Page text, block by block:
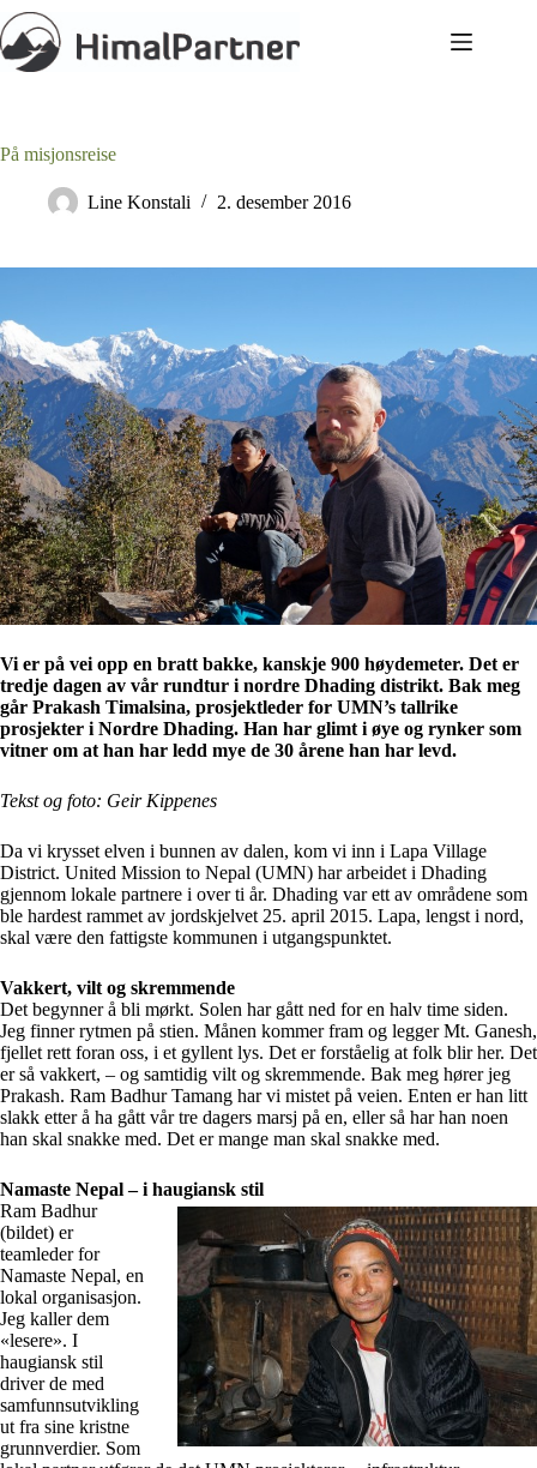
Hopp
til
innholdet
På misjonsreise
Line Konstali 2. desember 2016
Vi er på vei opp en bratt bakke, kanskje 900 høydemeter. Det er
tredje dagen av vår rundtur i nordre Dhading distrikt. Bak meg
går Prakash Timalsina, prosjektleder for UMN’s tallrike
prosjekter i Nordre Dhading. Han har glimt i øye og rynker som
vitner om at han har ledd mye de 30 årene han har levd.
Tekst og foto: Geir Kippenes
Da vi krysset elven i bunnen av dalen, kom vi inn i Lapa Village
District. United Mission to Nepal (UMN) har arbeidet i Dhading
gjennom lokale partnere i over ti år. Dhading var ett av områdene som
ble hardest rammet av jordskjelvet 25. april 2015. Lapa, lengst i nord,
skal være den fattigste kommunen i utgangspunktet.
Vakkert, vilt og skremmende
Det begynner å bli mørkt. Solen har gått ned for en halv time siden.
Jeg finner rytmen på stien. Månen kommer fram og legger Mt. Ganesh,
fjellet rett foran oss, i et gyllent lys. Det er forståelig at folk blir her. Det
er så vakkert, – og samtidig vilt og skremmende. Bak meg hører jeg
Prakash. Ram Badhur Tamang har vi mistet på veien. Enten er han litt
slakk etter å ha gått vår tre dagers marsj på en, eller så har han noen
han skal snakke med. Det er mange man skal snakke med.
Namaste Nepal – i haugiansk stil
Ram Badhur
(bildet) er
teamleder for
Namaste Nepal, en
lokal organisasjon.
Jeg kaller dem
«lesere». I
haugiansk stil
driver de med
samfunnsutvikling
ut fra sine kristne
grunnverdier. Som